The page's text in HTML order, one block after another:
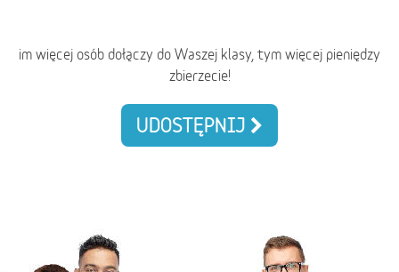
im więcej osób dołączy do Waszej klasy, tym więcej pieniędzy
zbierzecie!
UDOSTĘPNIJ